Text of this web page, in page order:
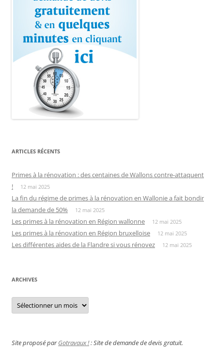
ARTICLES RÉCENTS
Primes à la rénovation : des centaines de Wallons contre-attaquent
!
12 mai 2025
La fin du régime de primes à la rénovation en Wallonie a fait bondir
la demande de 50%
12 mai 2025
Les primes à la rénovation en Région wallonne 12 mai 2025
Les primes à la rénovation en Région bruxelloise 12 mai 2025
Les différentes aides de la Flandre si vous rénovez 12 mai 2025
ARCHIVES
Archives
Site proposé parGotravaux !: Site de demande de devis gratuit.